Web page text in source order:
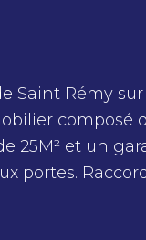
Saint Rémy
composé
25M² et un
portes.